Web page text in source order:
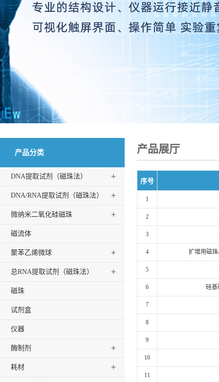
产品分类
DNA提取试剂（磁珠法） +
DNA/RNA提取试剂（磁珠法） +
微纳米二氧化硅磁珠 +
磁流体
聚苯乙烯微球 +
总RNA提取试剂（磁珠法） +
磁珠
试剂盒
仪器
酶制剂 +
耗材 +
产品展厅
序号
1
2
3
4 扩增用磁
5
6 硅基
7
8
9
10
11